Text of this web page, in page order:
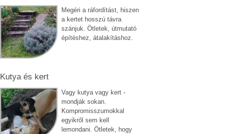
Megéri a ráfordítást, hiszen
a kertet hosszú távra
szánjuk. Ötletek, útmutató
építéshez, átalakításhoz.
Kutya és kert
Vagy kutya vagy kert -
mondják sokan.
Kompromisszumokkal
egyikről sem kell
lemondani. Ötletek, hogy